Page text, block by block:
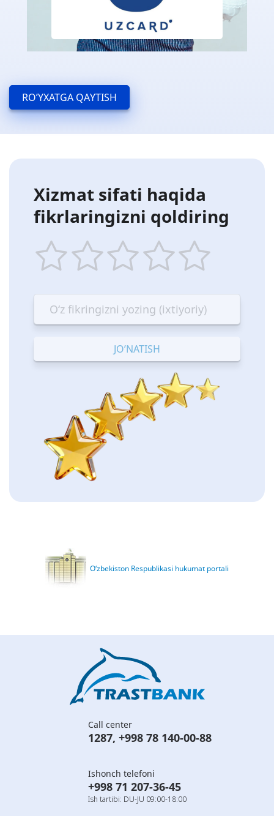
RO’YXATGA QAYTISH
Xizmat sifati haqida
fikrlaringizni qoldiring
star
Terrible
stars
—
Bad
stars
—
OK
stars
—
Good
stars
—
Excellent
O‘zbekiston Respublikasi hukumat portali
Call center
1287, +998 78 140-00-88
Ishonch telefoni
+998 71 207-36-45
Ish tartibi: DU-JU 09:00-18:00